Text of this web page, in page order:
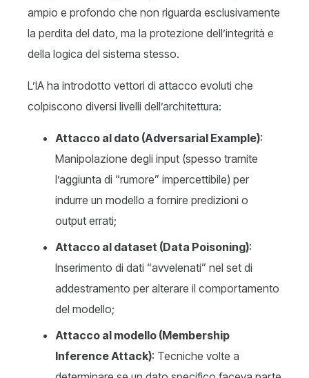
ampio e profondo che non riguarda esclusivamente
la perdita del dato, ma la protezione dell’integrità e
della logica del sistema stesso.
L’IA ha introdotto vettori di attacco evoluti che
colpiscono diversi livelli dell’architettura:
Attacco al dato (Adversarial Example):
Manipolazione degli input (spesso tramite
l’aggiunta di “rumore” impercettibile) per
indurre un modello a fornire predizioni o
output errati;
Attacco al dataset (Data Poisoning):
Inserimento di dati “avvelenati” nel set di
addestramento per alterare il comportamento
del modello;
Attacco al modello (Membership
Inference Attack): Tecniche volte a